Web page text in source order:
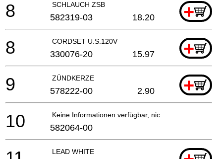
SCHLAUCH ZSB +
8 582319-03 18.20
CORDSET U.S.120V +
8 330076-20 15.97
ZÜNDKERZE +
9 578222-00 2.90
Keine Informationen verfügbar, nicht bestellbar
10 582064-00
LEAD WHITE